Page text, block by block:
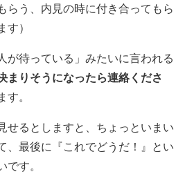
らう、内見の時に付き合ってもら
）
が待っている」みたいに言われる
まりそうになったら連絡くださ
。
せるとしますと、ちょっといまい
、最後に『これでどうだ！』とい
す。